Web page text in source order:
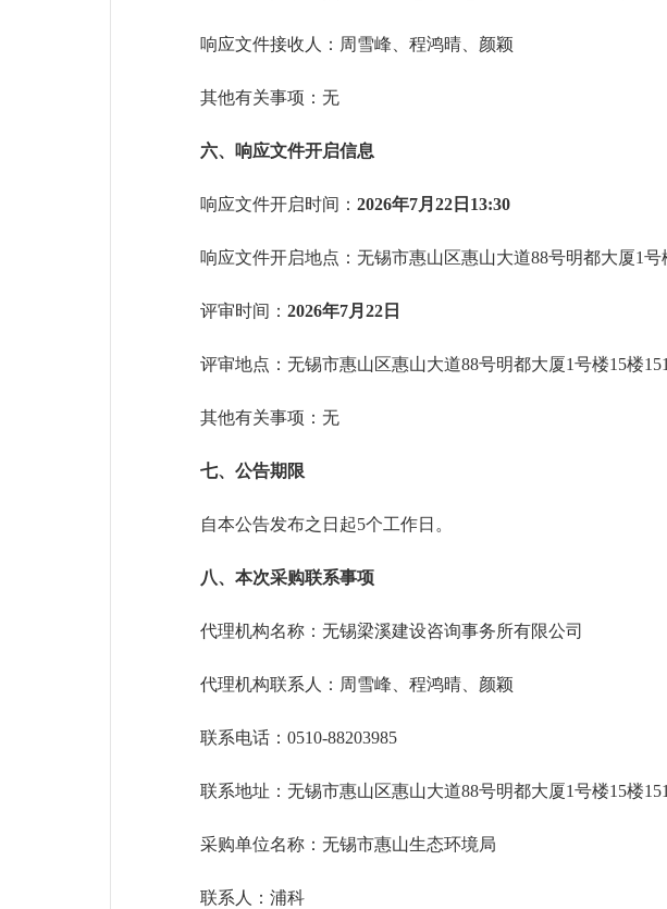
响应文件接收人：周雪峰、程鸿晴、颜颖
其他有关事项：无
六、响应文件开启信息
响应文件开启时间： 2026年7月22日 13:30
响应文件开启地点： 无锡市惠山区惠山大道88号明都大厦1号
评审时间： 2026年7月22日
评审地点：无锡市惠山区惠山大道88号明都大厦1号楼15楼151
其他有关事项：无
七、公告期限
自本公告发布之日起5个工作日。
八、本次采购联系事项
代理机构名称：无锡梁溪建设咨询事务所有限公司
代理机构联系人：周雪峰、程鸿晴、颜颖
联系电话： 0510-88203985
联系地址：无锡市惠山区惠山大道88号明都大厦1号楼15楼
采购单位名称：无锡市惠山生态环境局
联系人：浦科